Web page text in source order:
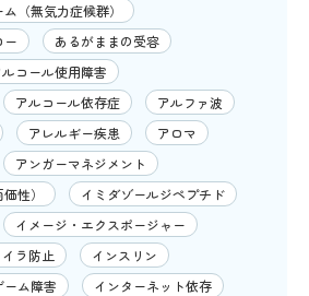
（無気力症候群）
ー
あるがままの受容
ルコール使用障害
アルコール依存症
アルファ波
アレルギー疾患
アロマ
アンガーマネジメント
性）
イミダゾールジペプチド
イメージ・エクスポージャー
ラ防止
インスリン
ーム障害
インターネット依存